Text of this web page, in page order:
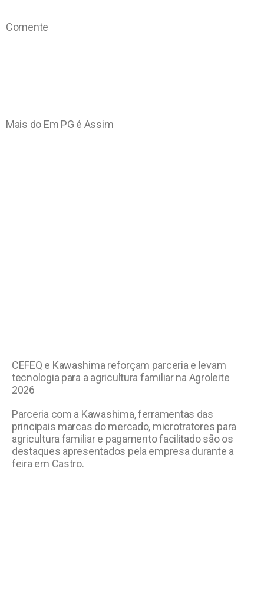
Comente
Mais do Em PG é Assim
CEFEQ e Kawashima reforçam parceria e levam
tecnologia para a agricultura familiar na Agroleite
2026
Parceria com a Kawashima, ferramentas das
principais marcas do mercado, microtratores para
agricultura familiar e pagamento facilitado são os
destaques apresentados pela empresa durante a
feira em Castro.